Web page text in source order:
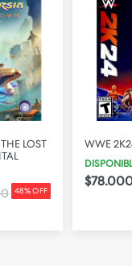
LOST
48% OFF
WWE